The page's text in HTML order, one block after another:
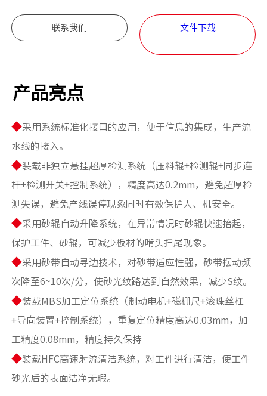
联系我们 文件下载
产品亮点
◆采用系统标准化接口的应用，便于信息的集成，生产流
水线的接入。
◆装载非独立悬挂超厚检测系统（压料辊+检测辊+同步连
杆+检测开关+控制系统），精度高达0.2mm，避免超厚检
测失误，避免产线误停现象同时有效保护人、机安全。
◆采用砂辊自动升降系统，在异常情况时砂辊快速抬起，
保护工件、砂辊，可减少板材的啃头扫尾现象。
◆采用砂带自动寻边技术，对砂带适应性强，砂带摆动频
次降至6~10次/分，使砂光纹路达到自然效果，减少S纹。
◆装载MBS加工定位系统（制动电机+磁栅尺+滚珠丝杠
+导向装置+控制系统），重复定位精度高达0.03mm，加
工精度0.08mm，精度持久保持
◆装载HFC高速射流清洁系统，对工件进行清洁，使工件
砂光后的表面洁净无瑕。